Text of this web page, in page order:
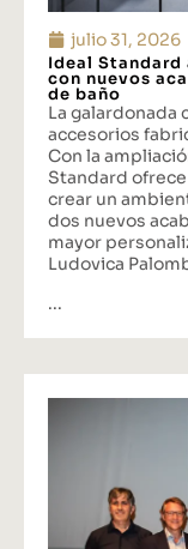
julio 31, 2026
Ideal
con nuevos
de baño
La galardonada
accesorios
Con la
Standard
crear un
dos nuevos
mayor
Ludovica
...